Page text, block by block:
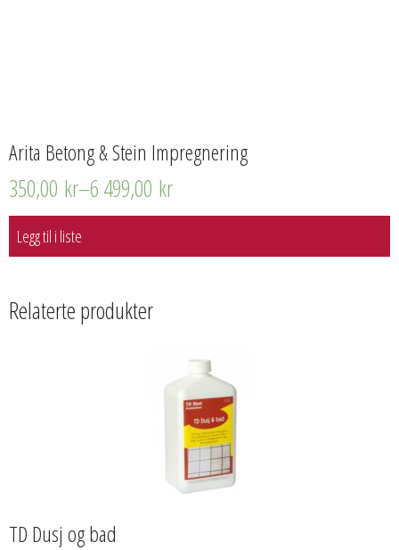
Arita Betong & Stein Impregnering
350,00 kr–6 499,00 kr
Legg til i liste
Relaterte produkter
TD Dusj og bad